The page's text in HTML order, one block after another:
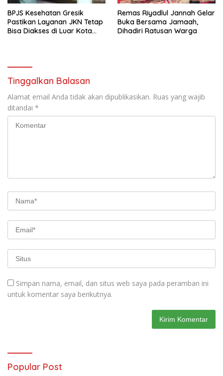
BPJS Kesehatan Gresik
Pastikan Layanan JKN Tetap
Bisa Diakses di Luar Kota
Remas Riyadlul Jannah Gelar
Buka Bersama Jamaah,
Dihadiri Ratusan Warga
Tinggalkan Balasan
Alamat email Anda tidak akan dipublikasikan. Ruas yang wajib
ditandai *
Simpan nama, email, dan situs web saya pada peramban ini
untuk komentar saya berikutnya.
Popular Post